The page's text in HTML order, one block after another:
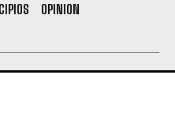
OPINION